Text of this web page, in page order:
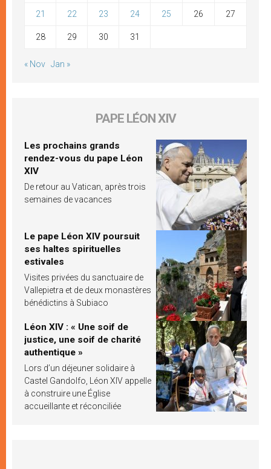
21 22 23 24 25 26 27
28 29 30 31
« Nov Jan »
PAPE LÉON XIV
Les prochains grands
rendez-vous du pape Léon
XIV
De retour au Vatican, après trois
semaines de vacances
Le pape Léon XIV poursuit
ses haltes spirituelles
estivales
Visites privées du sanctuaire de
Vallepietra et de deux monastères
bénédictins à Subiaco
Léon XIV : « Une soif de
justice, une soif de charité
authentique »
Lors d’un déjeuner solidaire à
Castel Gandolfo, Léon XIV appelle
à construire une Église
accueillante et réconciliée